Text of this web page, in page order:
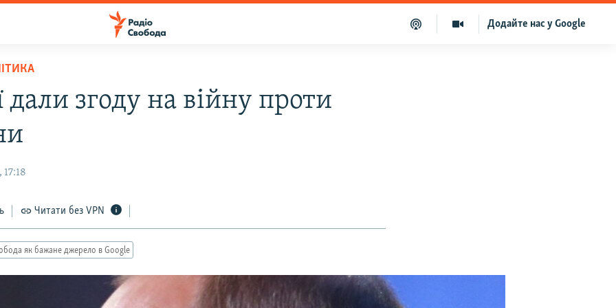
Додайте нас у Google
дали згоду на війну проти
Читати без VPN
як бажане джерело в Google